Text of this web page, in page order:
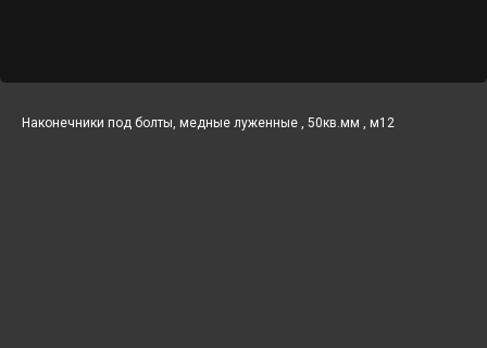
Наконечники под болты, медные луженные , 50кв.мм , м12